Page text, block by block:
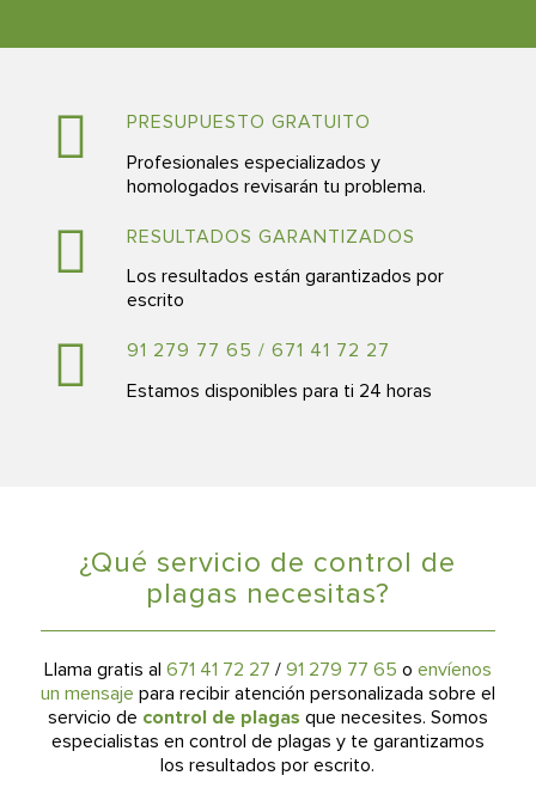
PRESUPUESTO GRATUITO
Profesionales especializados y
homologados revisarán tu problema.
RESULTADOS GARANTIZADOS
Los resultados están garantizados por
escrito
91 279 77 65 / 671 41 72 27
Estamos disponibles para ti 24 horas
¿Qué servicio de control de
plagas necesitas?
Llama gratis al 671 41 72 27 / 91 279 77 65 o envíenos
un mensaje para recibir atención personalizada sobre el
servicio de control de plagas que necesites. Somos
especialistas en control de plagas y te garantizamos
los resultados por escrito.